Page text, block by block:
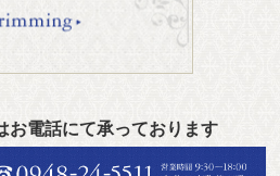
お電話にて承っております